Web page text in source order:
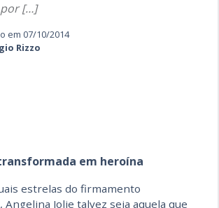
[…]
em 07/10/2014
Rizzo
em heroína
estrelas do firmamento
Jolie talvez seja aquela que